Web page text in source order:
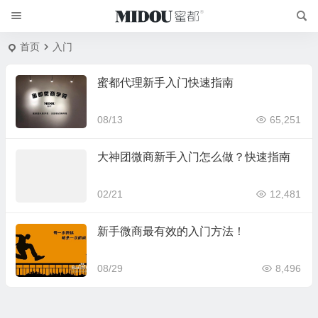
首页 入门
蜜都代理新手入门快速指南
08/13 65,251
大神团微商新手入门怎么做？快速指南
02/21 12,481
新手微商最有效的入门方法！
08/29 8,496